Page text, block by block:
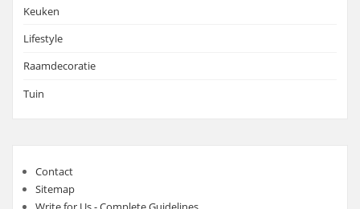
Keuken
Lifestyle
Raamdecoratie
Tuin
Contact
Sitemap